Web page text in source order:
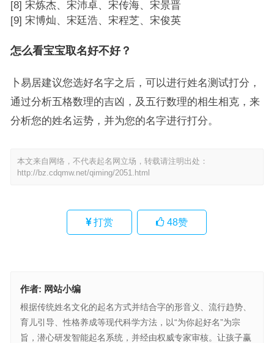
[8] 宋炼杰、宋沛卓、宋传海、宋景晋
[9] 宋博灿、宋廷浩、宋程芝、宋俊英
怎么看宝宝取名好不好？
卜易居建议您选好名字之后，可以进行姓名测试打分，
通过分析五格数理的吉凶，及五行数理的相生相克，来
分析您的姓名运势，并为您的名字进行打分。
本文来自网络，不代表起名网立场，转载请注明出处：
http://bz.cdqmw.net/qiming/2051.html
打赏 48赞
作者: 网站小编
根据传统姓名文化的起名方式并结合字的形音义、流行趋势、
育儿引导、性格养成等现代科学方法，以“为你起好名”为宗
旨，潜心研发智能起名系统，并经由权威专家审核。让孩子赢